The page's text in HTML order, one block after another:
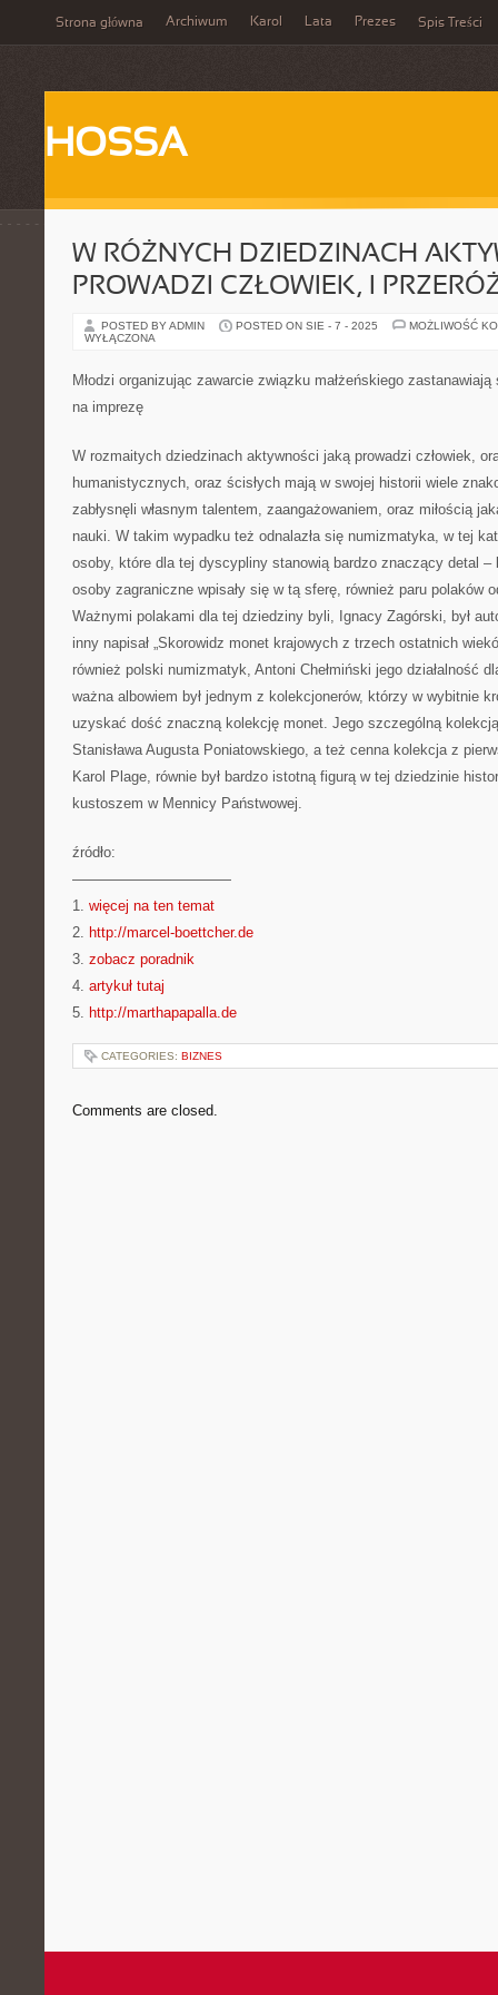
Strona główna Archiwum Karol Lata Prezes Spis Treści
HOSSA
W RÓŻNYCH DZIEDZINACH
PROWADZI CZŁOWIEK, I
POSTED BY ADMIN POSTED ON SIE - 7 - 2025
MOŻLIWOŚĆ
WYŁĄCZONA
Młodzi organizując zawarcie związku małżeńskiego
na imprezę
W rozmaitych dziedzinach aktywności jaką prowadzi człowiek,
humanistycznych, oraz ścisłych mają w swojej historii wiele
zabłysnęli własnym talentem, zaangażowaniem, oraz miłością
nauki. W takim wypadku też odnalazła się numizmatyka, w tej
osoby, które dla tej dyscypliny stanowią bardzo znaczący detal
osoby zagraniczne wpisały się w tą sferę, również paru polaków
Ważnymi polakami dla tej dziedziny byli, Ignacy Zagórski, był
inny napisał „Skorowidz monet krajowych z trzech ostatnich
również polski numizmatyk, Antoni Chełmiński jego działalność
ważna albowiem był jednym z kolekcjonerów, którzy w wybitnie
uzyskać dość znaczną kolekcję monet. Jego szczególną
Stanisława Augusta Poniatowskiego, a też cenna kolekcja z
Karol Plage, równie był bardzo istotną figurą w tej dziedzinie
kustoszem w Mennicy Państwowej.
źródło:
———————————
1. więcej na ten temat
2. http://marcel-boettcher.de
3. zobacz poradnik
4. artykuł tutaj
5. http://marthapapalla.de
CATEGORIES: BIZNES
Comments are closed.